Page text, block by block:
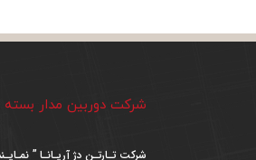
شرکت دوربین مدار بسته
شرکت تـارتـن دژ آریـانـا ”